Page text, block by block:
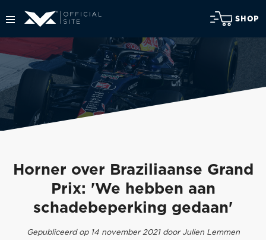
SHOP
Horner over Braziliaanse Grand
Prix: 'We hebben aan
schadebeperking gedaan'
Gepubliceerd op 14 november 2021 door Julien Lemmen